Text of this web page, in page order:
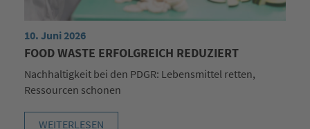
10. Juni 2026
FOOD WASTE ERFOLGREICH REDUZIERT
Nachhaltigkeit bei den PDGR: Lebensmittel retten,
Ressourcen schonen
WEITERLESEN